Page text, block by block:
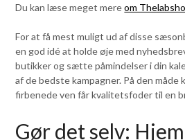
Du kan læse meget mereom
For at få mest muligt ud af disse
en god idé at holde øje med
butikker og sætte påmindelser i din
af de bedste kampagner. På den måde
firbenede ven får kvalitetsfoder til en
Gør det selv: